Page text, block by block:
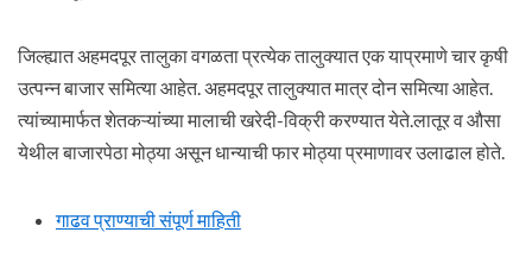
जिल्ह्यात अहमदपूर तालुका वगळता प्रत्येक तालुक्यात एक याप्रमाणे चार कृषी
उत्पन्न बाजार समित्या आहेत. अहमदपूर तालुक्यात मात्र दोन समित्या आहेत.
त्यांच्यामार्फत शेतकऱ्यांच्या मालाची खरेदी-विक्री करण्यात येते.लातूर व औसा
येथील बाजारपेठा मोठ्या असून धान्याची फार मोठ्या प्रमाणावर उलाढाल होते.
गाढव प्राण्याची संपूर्ण माहिती